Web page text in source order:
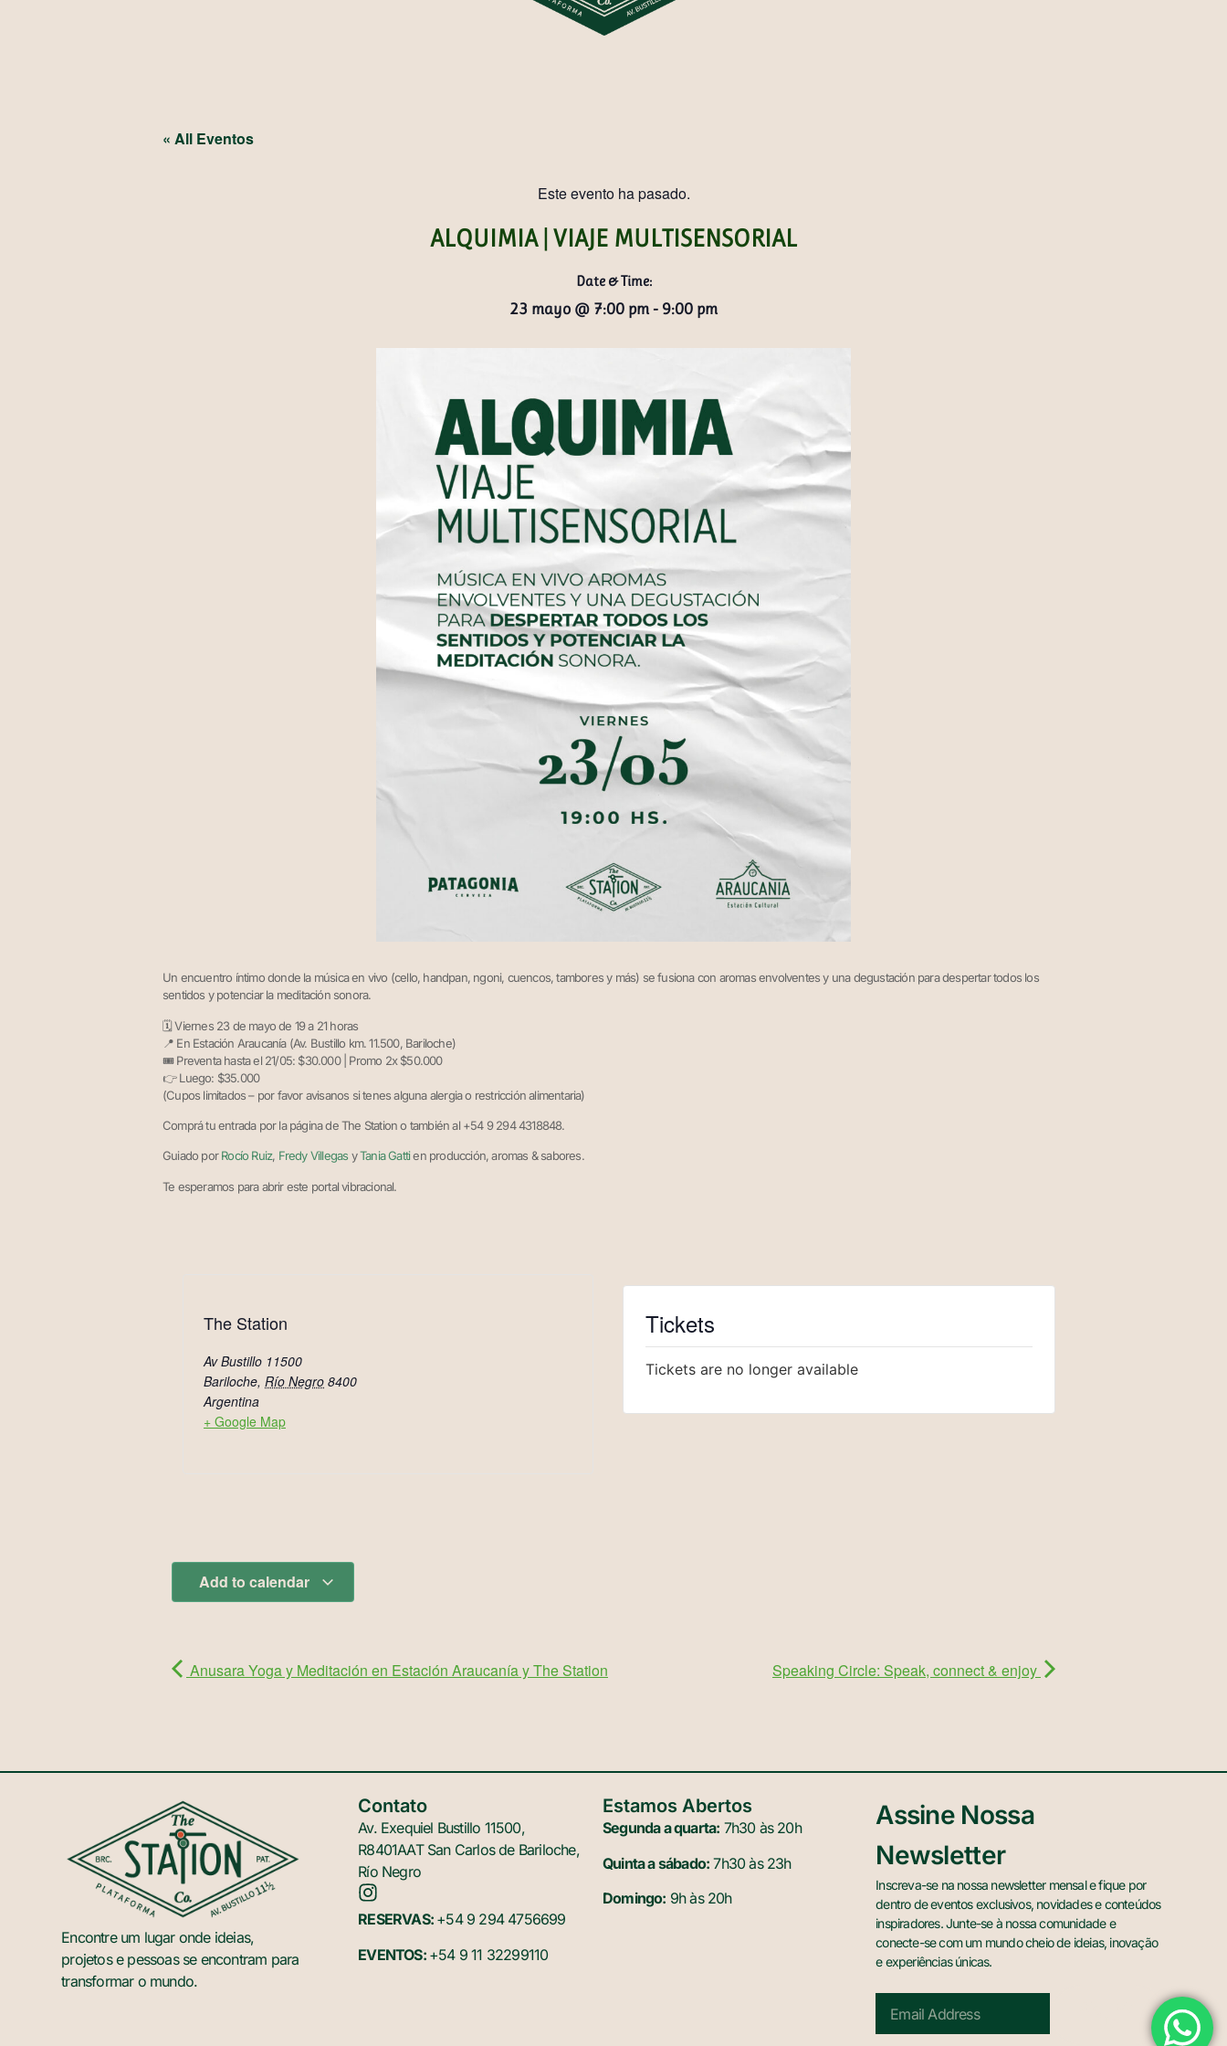
« All Eventos
Este evento ha pasado.
ALQUIMIA | VIAJE MULTISENSORIAL
Date & Time:
23 mayo @ 7:00 pm - 9:00 pm
Un encuentro íntimo donde la música en vivo (cello, handpan, ngoni, cuencos, tambores y más) se fusiona con aromas envolventes y una degustación para despertar todos los
sentidos y potenciar la meditación sonora.
🗓️ Viernes 23 de mayo de 19 a 21 horas
📍 En Estación Araucanía (Av. Bustillo km. 11.500, Bariloche)
🎟️ Preventa hasta el 21/05: $30.000 | Promo 2x $50.000
👉 Luego: $35.000
(Cupos limitados – por favor avisanos si tenes alguna alergia o restricción alimentaria)
Comprá tu entrada por la página de The Station o también al +54 9 294 4318848.
Guiado porRocío Ruiz, Fredy Villegas yTania Gattien producción, aromas & sabores.
Te esperamos para abrir este portal vibracional.
The Station
Av Bustillo 11500
Bariloche, Río Negro 8400
Argentina
+ Google Map
Tickets
Tickets are no longer available
Add to calendar
Anusara Yoga y Meditación en Estación Araucanía y The Station Speaking Circle: Speak, connect & enjoy
Encontre um lugar onde ideias,
projetos e pessoas se encontram para
transformar o mundo.
Contato
Av. Exequiel Bustillo 11500,
R8401AAT San Carlos de Bariloche,
Río Negro
RESERVAS: +54 9 294 4756699
EVENTOS: +54 9 11 32299110
Estamos Abertos
Segunda a quarta: 7h30 às 20h
Quinta a sábado: 7h30 às 23h
Domingo: 9h às 20h
Assine Nossa
Newsletter
Inscreva-se na nossa newsletter mensal e fique por
dentro de eventos exclusivos, novidades e conteúdos
inspiradores. Junte-se à nossa comunidade e
conecte-se com um mundo cheio de ideias, inovação
e experiências únicas.